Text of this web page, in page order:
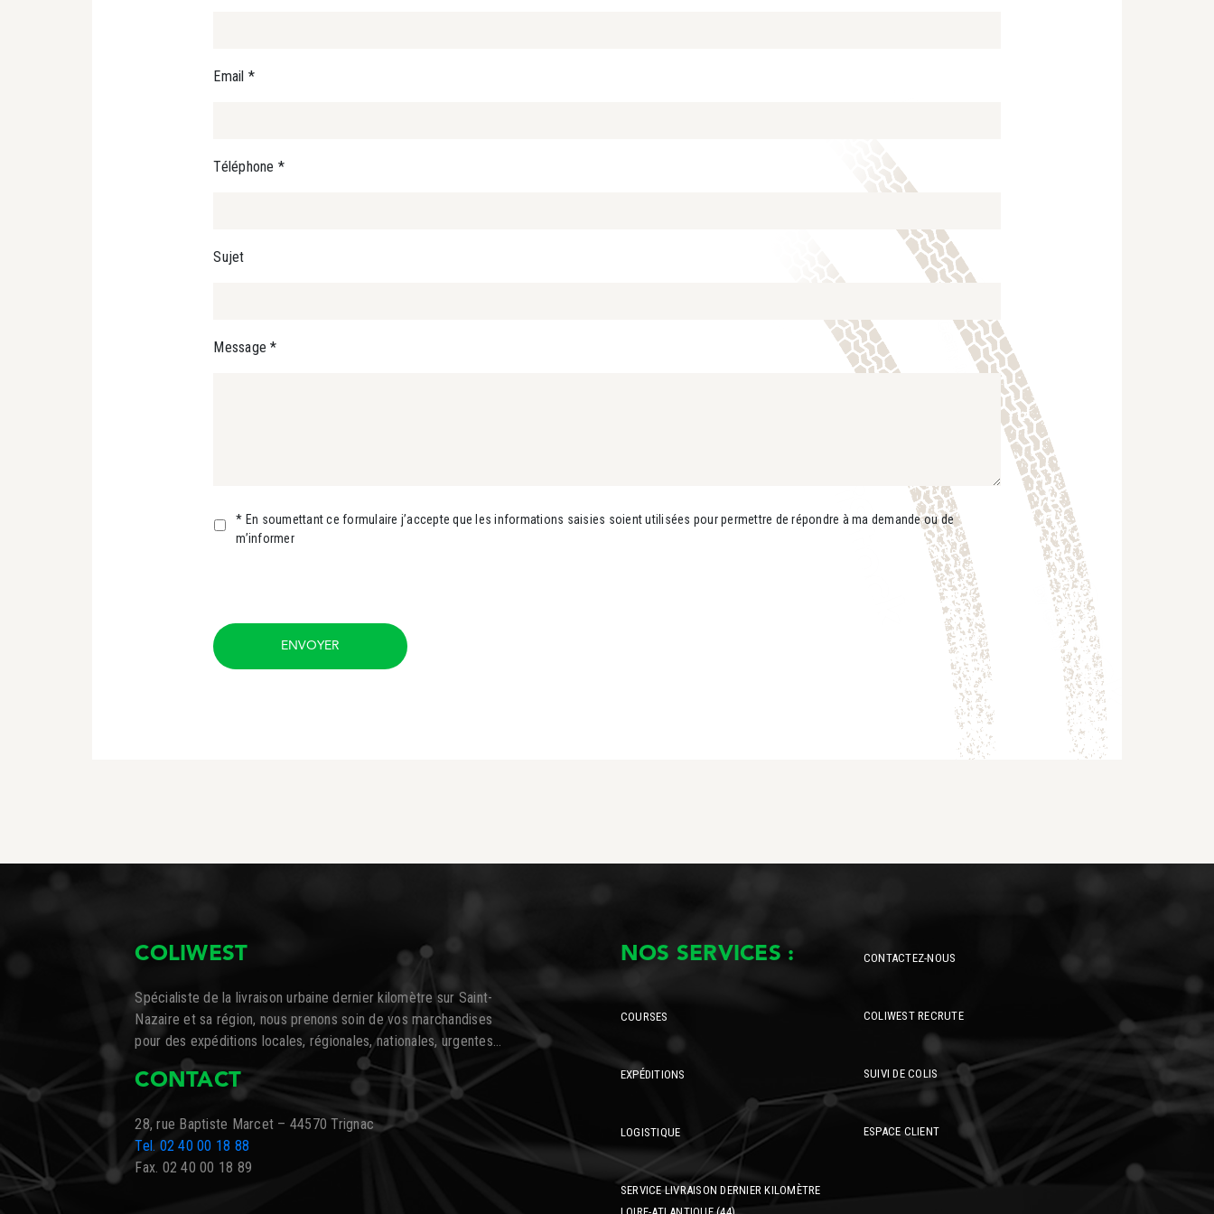
Email *
Téléphone *
Sujet
Message*
* En soumettant ce formulaire j’accepte que les informations saisies soient utilisées pour permettre de répondre à ma demande ou de
m’informer
ENVOYER
COLIWEST
Spécialiste de la livraison urbaine dernier kilomètre sur Saint-
Nazaire et sa région, nous prenons soin de vos marchandises
pour des expéditions locales, régionales, nationales, urgentes…
CONTACT
28, rue Baptiste Marcet – 44570 Trignac
Tel. 02 40 00 18 88
Fax. 02 40 00 18 89
NOS SERVICES :
COURSES
EXPÉDITIONS
LOGISTIQUE
SERVICE LIVRAISON DERNIER KILOMÈTRE
CONTACTEZ-NOUS
COLIWEST RECRUTE
SUIVI DE COLIS
ESPACE CLIENT